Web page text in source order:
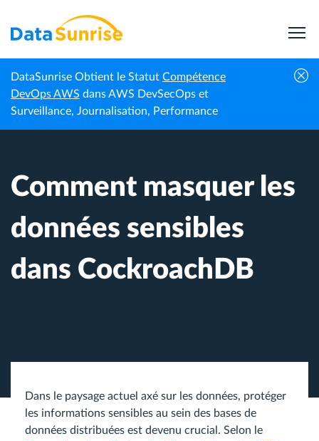
DataSunrise Obtient le Statut Compétence
DevOps AWS dans AWS DevSecOps et
Surveillance, Journalisation, Performance
Accueil
Centre de
connaissances
Comment masquer les données sensibles
dans CockroachDB
Comment masquer les
données sensibles
dans CockroachDB
Dans le paysage actuel axé sur les données, protéger
les informations sensibles au sein des bases de
données distribuées est devenu crucial. Selon le